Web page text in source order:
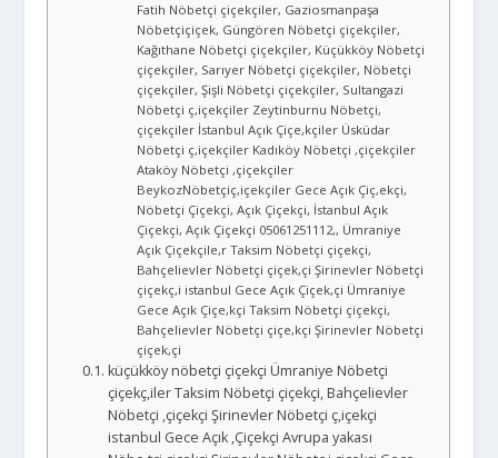
Fatih Nöbetçi çiçekçiler, Gaziosmanpaşa
Nöbetçiçiçek, Güngören Nöbetçi çiçekçiler,
Kağıthane Nöbetçi çiçekçiler, Küçükköy Nöbetçi
çiçekçiler, Sarıyer Nöbetçi çiçekçiler, Nöbetçi
çiçekçiler, Şişli Nöbetçi çiçekçiler, Sultangazi
Nöbetçi ç,içekçiler Zeytinburnu Nöbetçi,
çiçekçiler İstanbul Açık Çiçe,kçiler Üsküdar
Nöbetçi ç,içekçiler Kadıköy Nöbetçi ,çiçekçiler
Ataköy Nöbetçi ,çiçekçiler
BeykozNöbetçiç,içekçiler Gece Açık Çiç,ekçi,
Nöbetçi Çiçekçi, Açık Çiçekçi, İstanbul Açık
Çiçekçi, Açık Çiçekçi 05061251112,, Ümraniye
Açık Çiçekçile,r Taksim Nöbetçi çiçekçi,
Bahçelievler Nöbetçi çiçek,çi Şirinevler Nöbetçi
çiçekç,i istanbul Gece Açık Çiçek,çi Ümraniye
Gece Açık Çiçe,kçi Taksim Nöbetçi çiçekçi,
Bahçelievler Nöbetçi çiçe,kçi Şirinevler Nöbetçi
çiçek,çi
küçükköy nöbetçi çiçekçi Ümraniye Nöbetçi
çiçekç,iler Taksim Nöbetçi çiçekçi, Bahçelievler
Nöbetçi ,çiçekçi Şirinevler Nöbetçi ç,içekçi
istanbul Gece Açık ,Çiçekçi Avrupa yakası